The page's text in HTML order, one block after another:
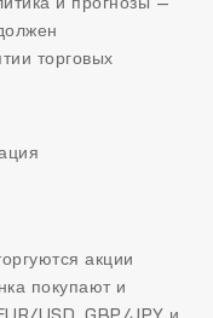
торговых
акции
покупают и